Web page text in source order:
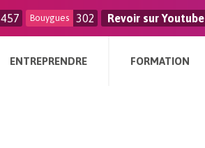
457 Bouygues 302 Revoir sur Youtube
ENTREPRENDRE FORMATION